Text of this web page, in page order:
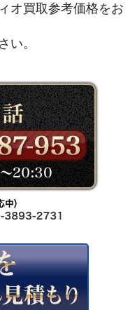
オ買取参考価格をお
い。